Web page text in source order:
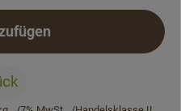
zum Warenkorb